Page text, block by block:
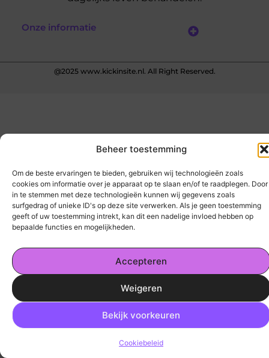
Beheer toestemming
Om de beste ervaringen te bieden, gebruiken wij technologieën zoals
cookies om informatie over je apparaat op te slaan en/of te raadplegen. Door
in te stemmen met deze technologieën kunnen wij gegevens zoals
surfgedrag of unieke ID's op deze site verwerken. Als je geen toestemming
geeft of uw toestemming intrekt, kan dit een nadelige invloed hebben op
bepaalde functies en mogelijkheden.
Accepteren
Weigeren
Bekijk voorkeuren
Cookiebeleid
Ga
Onze informatie
@2025 www.kickinsite.nl. All Right Reserved.